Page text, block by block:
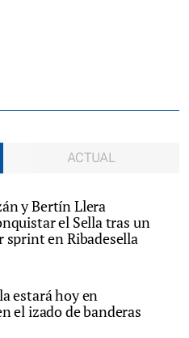
ACTUAL
y Bertín Llera
el Sella tras un
sprint en Ribadesella
estará hoy en
el izado de banderas